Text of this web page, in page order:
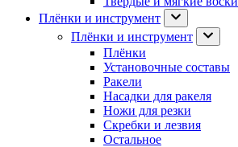
Плёнки и инструмент
Плёнки и инструмент
Плёнки
Установочные составы
Ракели
Насадки для ракеля
Ножи для резки
Скребки и лезвия
Остальное